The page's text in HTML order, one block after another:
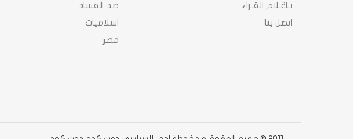
بـاقـلام القـراء
اتصل بنا
ضد الفساد
اسلاميات
مصر